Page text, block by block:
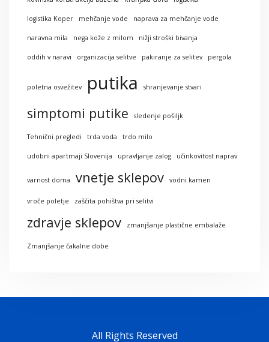
logistika Koper mehčanje vode naprava za mehčanje vode
naravna mila nega kože z milom nižji stroški bivanja
oddih v naravi organizacija selitve pakiranje za selitev pergola
poletna osvežitev putika shranjevanje stvari
simptomi putike sledenje pošiljk
Tehnični pregledi trda voda trdo milo
udobni apartmaji Slovenija upravljanje zalog učinkovitost naprav
varnost doma vnetje sklepov vodni kamen
vroče poletje zaščita pohištva pri selitvi
zdravje sklepov zmanjšanje plastične embalaže
Zmanjšanje čakalne dobe
All Rights Reserved